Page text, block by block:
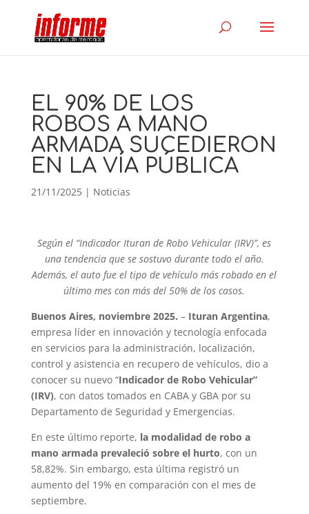
EL 90% DE LOS
ROBOS A MANO
ARMADA SUCEDIERON
EN LA VÍA PÚBLICA
21/11/2025| Noticias
Según el “Indicador Ituran de Robo Vehicular (IRV)”, es
una tendencia que se sostuvo durante todo el año.
Además, el auto fue el tipo de vehículo más robado en el
último mes con más del 50% de los casos.
Buenos Aires, noviembre 2025. – Ituran Argentina,
empresa líder en innovación y tecnología enfocada
en servicios para la administración, localización,
control y asistencia en recupero de vehículos, dio a
conocer su nuevo “Indicador de Robo Vehicular”
(IRV), con datos tomados en CABA y GBA por su
Departamento de Seguridad y Emergencias.
En este último reporte, la modalidad de robo a
mano armada prevaleció sobre el hurto, con un
58,82%. Sin embargo, esta última registró un
aumento del 19% en comparación con el mes de
septiembre.